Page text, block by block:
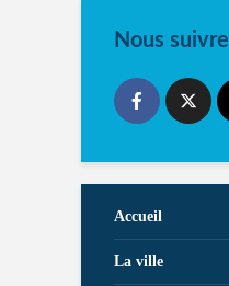
Nous suivre
Accueil
La ville